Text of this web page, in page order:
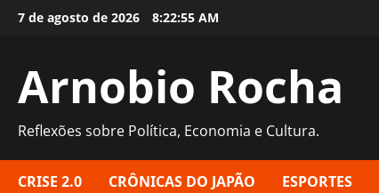
Skip7 de agosto de 2026 8:22:56 AM
Arnobio Rocha
Reflexões sobre Política, Economia e Cultura.
CRISE 2.0 CRÔNICAS DO JAPÃO ESPORTES